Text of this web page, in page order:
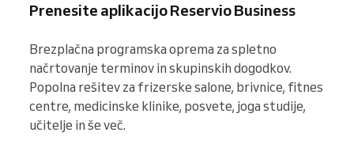
Prenesite aplikacijo Reservio Business
Brezplačna programska oprema za spletno
načrtovanje terminov in skupinskih dogodkov.
Popolna rešitev za frizerske salone, brivnice, fitnes
centre, medicinske klinike, posvete, joga studije,
učitelje in še več.